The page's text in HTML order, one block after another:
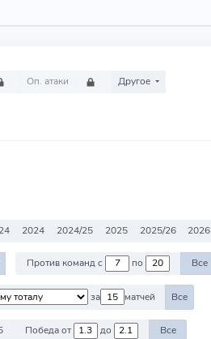
Оп. атаки Другое
2024 2024/25 2025 2025/26 2026
Против команд с по Все
за матчей Все
Победа от до Все